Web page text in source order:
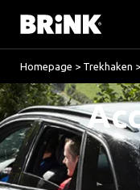
Homepage > Trekhaken >